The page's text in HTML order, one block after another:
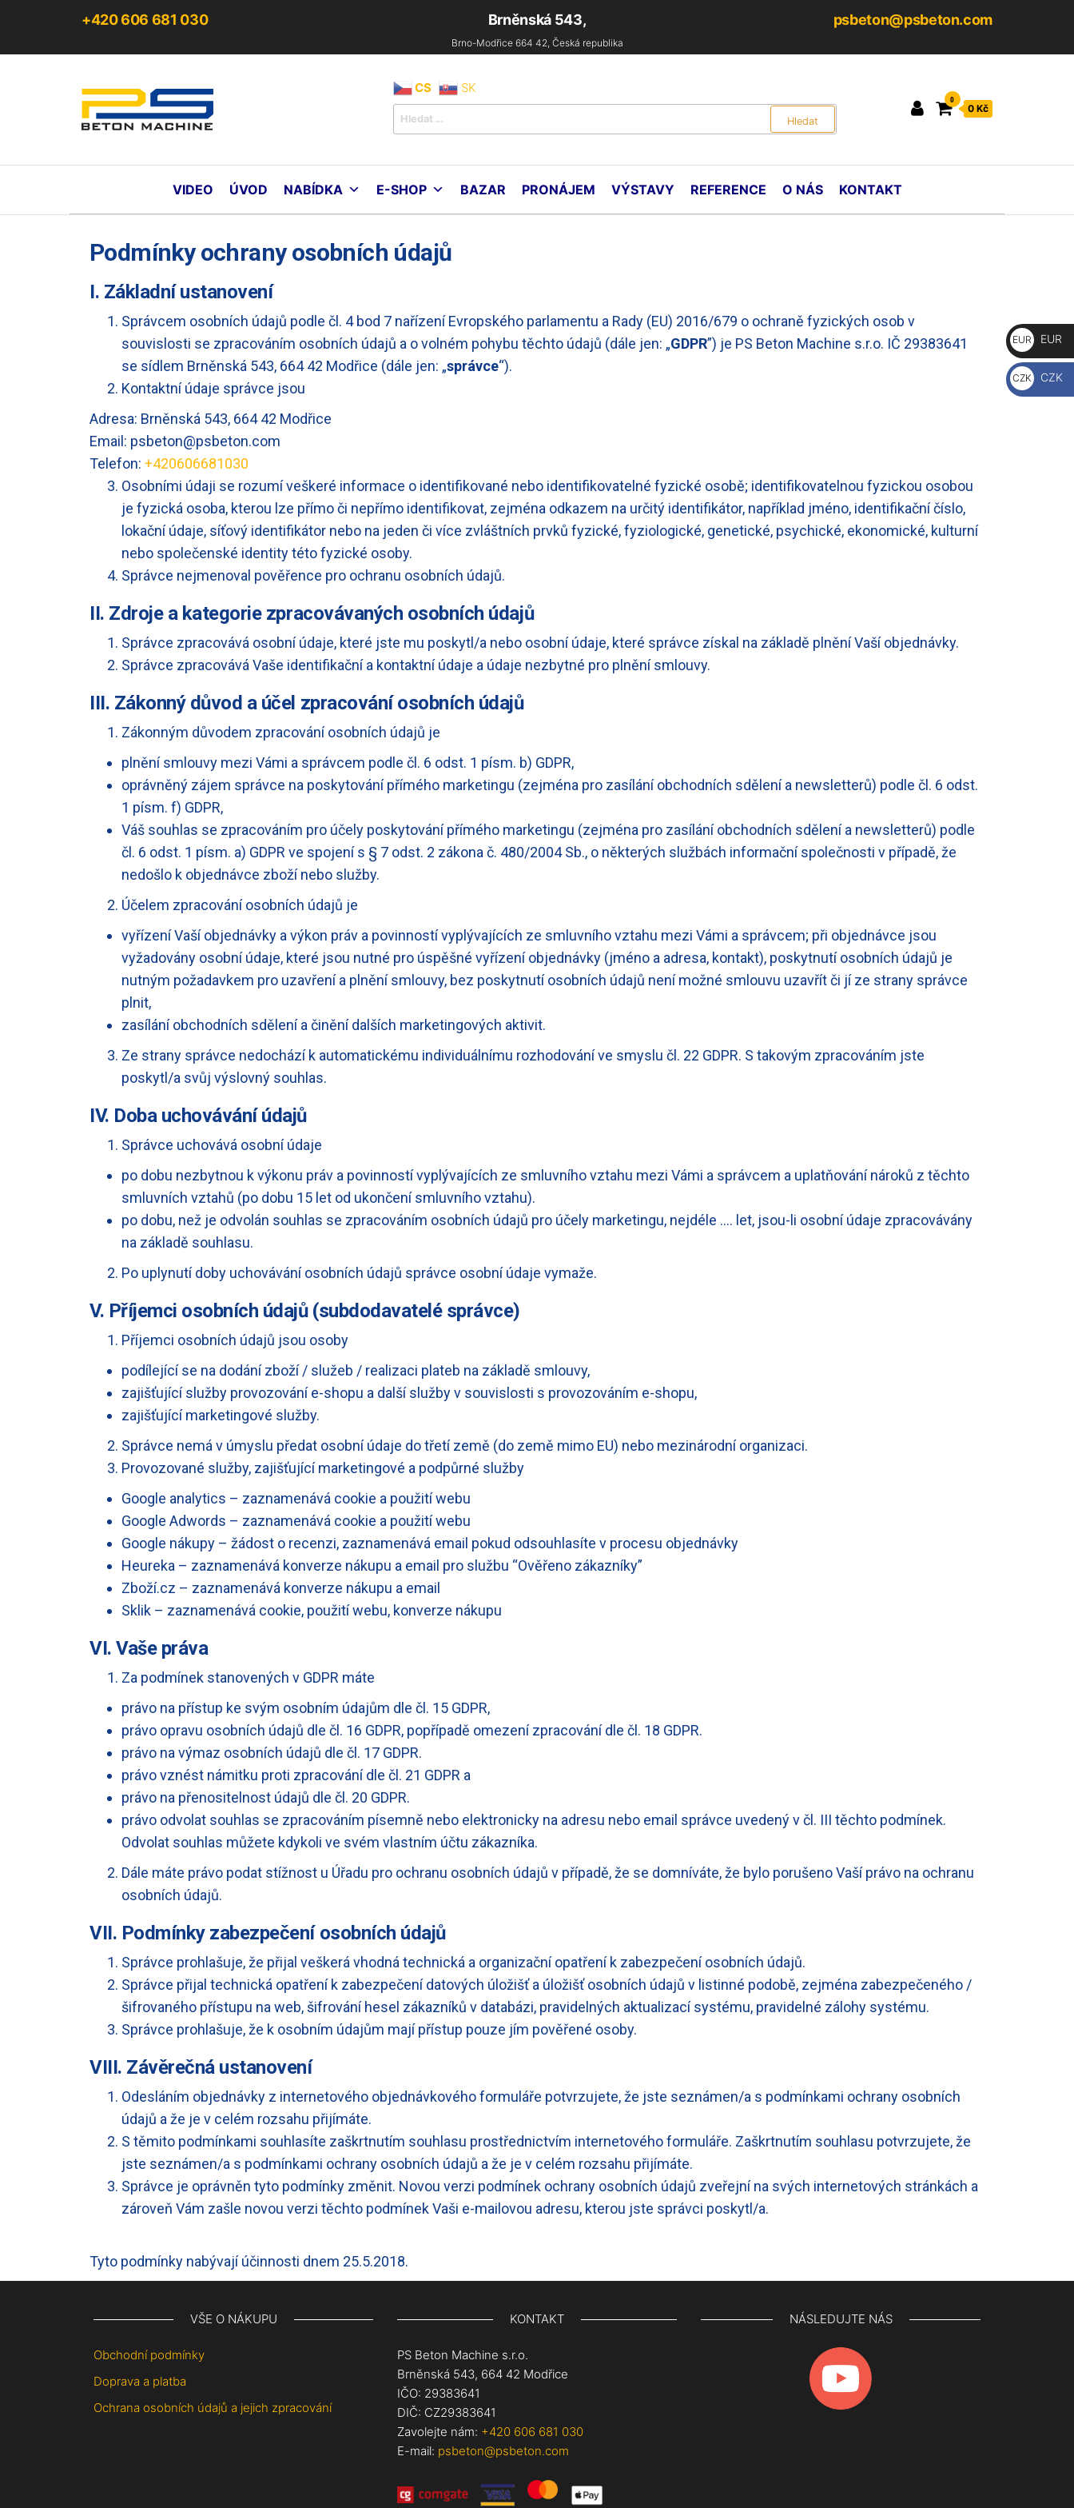
+420 606 681 030 Brněnská 543,
Brno-Modřice 664 42, Česká republika
psbeton@psbeton.com
Beton
s.r.o.
CS SK
0
0 Kč
VIDEO ÚVOD NABÍDKA E-SHOP BAZAR PRONÁJEM VÝSTAVY REFERENCE O NÁS KONTAKT
Podmínky ochrany osobních údajů
I. Základní ustanovení
Správcem osobních údajů podle čl. 4 bod 7 nařízení Evropského parlamentu a Rady (EU) 2016/679 o ochraně fyzických osob v
souvislosti se zpracováním osobních údajů a o volném pohybu těchto údajů (dále jen: „GDPR”) je PS Beton Machine s.r.o. IČ 29383641
se sídlem Brněnská 543, 664 42 Modřice (dále jen: „správce“).
Kontaktní údaje správce jsou
Adresa: Brněnská 543, 664 42 Modřice
Email: psbeton@psbeton.com
Telefon: +420606681030
Osobními údaji se rozumí veškeré informace o identifikované nebo identifikovatelné fyzické osobě; identifikovatelnou fyzickou osobou
je fyzická osoba, kterou lze přímo či nepřímo identifikovat, zejména odkazem na určitý identifikátor, například jméno, identifikační číslo,
lokační údaje, síťový identifikátor nebo na jeden či více zvláštních prvků fyzické, fyziologické, genetické, psychické, ekonomické, kulturní
nebo společenské identity této fyzické osoby.
Správce nejmenoval pověřence pro ochranu osobních údajů.
II. Zdroje a kategorie zpracovávaných osobních údajů
Správce zpracovává osobní údaje, které jste mu poskytl/a nebo osobní údaje, které správce získal na základě plnění Vaší objednávky.
Správce zpracovává Vaše identifikační a kontaktní údaje a údaje nezbytné pro plnění smlouvy.
III. Zákonný důvod a účel zpracování osobních údajů
Zákonným důvodem zpracování osobních údajů je
plnění smlouvy mezi Vámi a správcem podle čl. 6 odst. 1 písm. b) GDPR,
oprávněný zájem správce na poskytování přímého marketingu (zejména pro zasílání obchodních sdělení a newsletterů) podle čl. 6 odst.
1 písm. f) GDPR,
Váš souhlas se zpracováním pro účely poskytování přímého marketingu (zejména pro zasílání obchodních sdělení a newsletterů) podle
čl. 6 odst. 1 písm. a) GDPR ve spojení s § 7 odst. 2 zákona č. 480/2004 Sb., o některých službách informační společnosti v případě, že
nedošlo k objednávce zboží nebo služby.
Účelem zpracování osobních údajů je
vyřízení Vaší objednávky a výkon práv a povinností vyplývajících ze smluvního vztahu mezi Vámi a správcem; při objednávce jsou
vyžadovány osobní údaje, které jsou nutné pro úspěšné vyřízení objednávky (jméno a adresa, kontakt), poskytnutí osobních údajů je
nutným požadavkem pro uzavření a plnění smlouvy, bez poskytnutí osobních údajů není možné smlouvu uzavřít či jí ze strany správce
plnit,
zasílání obchodních sdělení a činění dalších marketingových aktivit.
Ze strany správce nedochází k automatickému individuálnímu rozhodování ve smyslu čl. 22 GDPR. S takovým zpracováním jste
poskytl/a svůj výslovný souhlas.
IV. Doba uchovávání údajů
Správce uchovává osobní údaje
po dobu nezbytnou k výkonu práv a povinností vyplývajících ze smluvního vztahu mezi Vámi a správcem a uplatňování nároků z těchto
smluvních vztahů (po dobu 15 let od ukončení smluvního vztahu).
po dobu, než je odvolán souhlas se zpracováním osobních údajů pro účely marketingu, nejdéle …. let, jsou-li osobní údaje zpracovávány
na základě souhlasu.
Po uplynutí doby uchovávání osobních údajů správce osobní údaje vymaže.
V. Příjemci osobních údajů (subdodavatelé správce)
Příjemci osobních údajů jsou osoby
podílející se na dodání zboží / služeb / realizaci plateb na základě smlouvy,
zajišťující služby provozování e-shopu a další služby v souvislosti s provozováním e-shopu,
zajišťující marketingové služby.
Správce nemá v úmyslu předat osobní údaje do třetí země (do země mimo EU) nebo mezinárodní organizaci.
Provozované služby, zajišťující marketingové a podpůrné služby
Google analytics – zaznamenává cookie a použití webu
Google Adwords – zaznamenává cookie a použití webu
Google nákupy – žádost o recenzi, zaznamenává email pokud odsouhlasíte v procesu objednávky
Heureka – zaznamenává konverze nákupu a email pro službu “Ověřeno zákazníky”
Zboží.cz – zaznamenává konverze nákupu a email
Sklik – zaznamenává cookie, použití webu, konverze nákupu
VI. Vaše práva
Za podmínek stanovených v GDPR máte
právo na přístup ke svým osobním údajům dle čl. 15 GDPR,
právo opravu osobních údajů dle čl. 16 GDPR, popřípadě omezení zpracování dle čl. 18 GDPR.
právo na výmaz osobních údajů dle čl. 17 GDPR.
právo vznést námitku proti zpracování dle čl. 21 GDPR a
právo na přenositelnost údajů dle čl. 20 GDPR.
právo odvolat souhlas se zpracováním písemně nebo elektronicky na adresu nebo email správce uvedený v čl. III těchto podmínek.
Odvolat souhlas můžete kdykoli ve svém vlastním účtu zákazníka.
Dále máte právo podat stížnost u Úřadu pro ochranu osobních údajů v případě, že se domníváte, že bylo porušeno Vaší právo na ochranu
osobních údajů.
VII. Podmínky zabezpečení osobních údajů
Správce prohlašuje, že přijal veškerá vhodná technická a organizační opatření k zabezpečení osobních údajů.
Správce přijal technická opatření k zabezpečení datových úložišť a úložišť osobních údajů v listinné podobě, zejména zabezpečeného /
šifrovaného přístupu na web, šifrování hesel zákazníků v databázi, pravidelných aktualizací systému, pravidelné zálohy systému.
Správce prohlašuje, že k osobním údajům mají přístup pouze jím pověřené osoby.
VIII. Závěrečná ustanovení
Odesláním objednávky z internetového objednávkového formuláře potvrzujete, že jste seznámen/a s podmínkami ochrany osobních
údajů a že je v celém rozsahu přijímáte.
S těmito podmínkami souhlasíte zaškrtnutím souhlasu prostřednictvím internetového formuláře. Zaškrtnutím souhlasu potvrzujete, že
jste seznámen/a s podmínkami ochrany osobních údajů a že je v celém rozsahu přijímáte.
Správce je oprávněn tyto podmínky změnit. Novou verzi podmínek ochrany osobních údajů zveřejní na svých internetových stránkách a
zároveň Vám zašle novou verzi těchto podmínek Vaši e-mailovou adresu, kterou jste správci poskytl/a.
Tyto podmínky nabývají účinnosti dnem 25.5.2018.
VŠE O NÁKUPU
Obchodní podmínky
Doprava a platba
Ochrana osobních údajů a jejich zpracování
KONTAKT
PS Beton Machine s.r.o.
Brněnská 543, 664 42 Modřice
IČO: 29383641
DIČ: CZ29383641
Zavolejte nám: +420 606 681 030
E-mail: psbeton@psbeton.com
NÁSLEDUJTE NÁS
EUR
€
EUR
CZK
Kč
CZK